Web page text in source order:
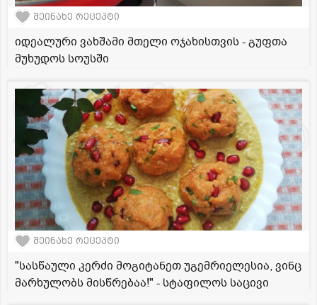
შეინახე რეცეპტი
იდეალური ვახშამი მთელი ოჯახისთვის - გუფთა
მუხუდოს სოუსში
შეინახე რეცეპტი
"სასწაული კერძი მოგიტანეთ უგემრიელესია, ვინც
მარხულობს მისწრებაა!" - სტაფილოს საცივი